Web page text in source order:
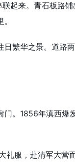
起来。青石板路
繁华之景。道路
。1856年滇西爆
服，赴清军大营